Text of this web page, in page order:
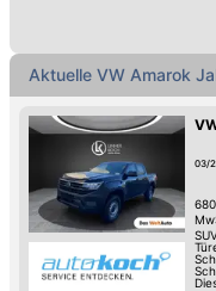
Aktuelle VW Amarok
03/